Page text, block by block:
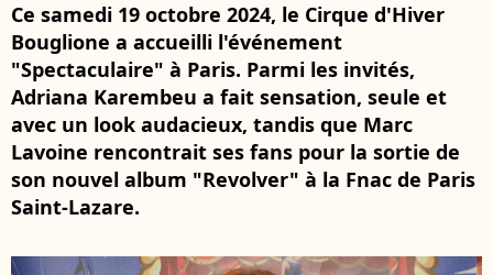
Ce samedi 19 octobre 2024, le Cirque d'Hiver
Bouglione a accueilli l'événement
"Spectaculaire" à Paris. Parmi les invités,
Adriana Karembeu a fait sensation, seule et
avec un look audacieux, tandis que Marc
Lavoine rencontrait ses fans pour la sortie de
son nouvel album "Revolver" à la Fnac de Paris
Saint-Lazare.